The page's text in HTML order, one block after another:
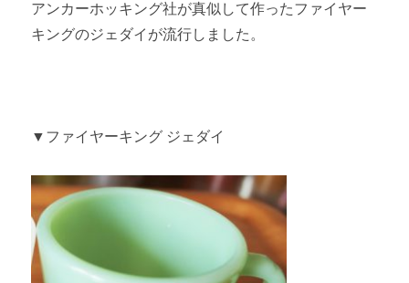
アンカーホッキング社が真似して作ったファイヤー
キングのジェダイが流行しました。
▼ファイヤーキング ジェダイ